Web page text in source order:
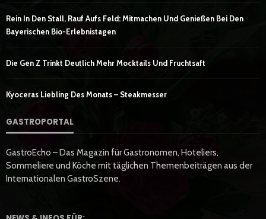
Rein In Den Stall, Rauf Aufs Feld: Mitmachen Und Genießen Bei Den
Bayerischen Bio-Erlebnistagen
Die Gen Z Trinkt Deutlich Mehr Mocktails Und Fruchtsaft
Kyoceras Liebling Des Monats – Steakmesser
GASTROPORTAL
GastroEcho – Das Magazin für Gastronomen, Hoteliers,
Sommeliere und Köche mit täglichen Themenbeiträgen aus der
Internationalen GastroSzene.